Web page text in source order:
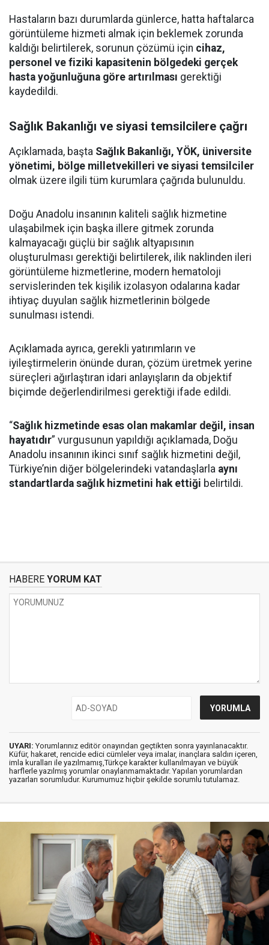
Hastaların bazı durumlarda günlerce, hatta haftalarca
görüntüleme hizmeti almak için beklemek zorunda
kaldığı belirtilerek, sorunun çözümü için cihaz,
personel ve fiziki kapasitenin bölgedeki gerçek
hasta yoğunluğuna göre artırılması gerektiği
kaydedildi.
Sağlık Bakanlığı ve siyasi temsilcilere çağrı
Açıklamada, başta Sağlık Bakanlığı, YÖK, üniversite
yönetimi, bölge milletvekilleri ve siyasi temsilciler
olmak üzere ilgili tüm kurumlara çağrıda bulunuldu.
Doğu Anadolu insanının kaliteli sağlık hizmetine
ulaşabilmek için başka illere gitmek zorunda
kalmayacağı güçlü bir sağlık altyapısının
oluşturulması gerektiği belirtilerek, ilik naklinden ileri
görüntüleme hizmetlerine, modern hematoloji
servislerinden tek kişilik izolasyon odalarına kadar
ihtiyaç duyulan sağlık hizmetlerinin bölgede
sunulması istendi.
Açıklamada ayrıca, gerekli yatırımların ve
iyileştirmelerin önünde duran, çözüm üretmek yerine
süreçleri ağırlaştıran idari anlayışların da objektif
biçimde değerlendirilmesi gerektiği ifade edildi.
“Sağlık hizmetinde esas olan makamlar değil, insan
hayatıdır” vurgusunun yapıldığı açıklamada, Doğu
Anadolu insanının ikinci sınıf sağlık hizmetini değil,
Türkiye’nin diğer bölgelerindeki vatandaşlarla aynı
standartlarda sağlık hizmetini hak ettiği belirtildi.
HABERE YORUM KAT
UYARI: Yorumlarınız editör onayından geçtikten sonra yayınlanacaktır.
Küfür, hakaret, rencide edici cümleler veya imalar, inançlara saldırı içeren,
imla kuralları ile yazılmamış,Türkçe karakter kullanılmayan ve büyük
harflerle yazılmış yorumlar onaylanmamaktadır. Yapılan yorumlardan
yazarları sorumludur. Kurumumuz hiçbir şekilde sorumlu tutulamaz.